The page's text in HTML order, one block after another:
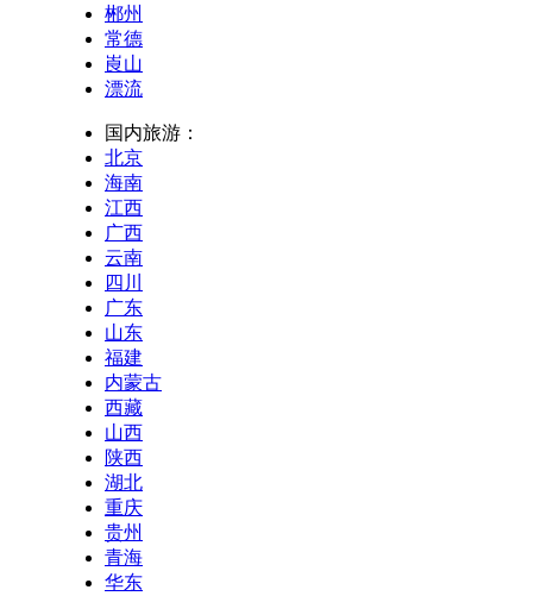
郴州
常德
崀山
漂流
国内旅游：
北京
海南
江西
广西
云南
四川
广东
山东
福建
内蒙古
西藏
山西
陕西
湖北
重庆
贵州
青海
华东